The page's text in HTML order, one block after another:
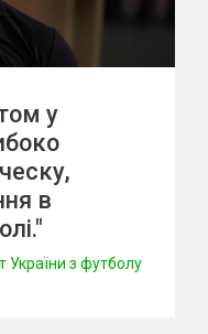
у
в
України з футболу